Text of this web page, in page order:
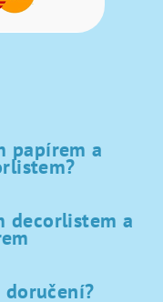
papírem a
decorlistem a